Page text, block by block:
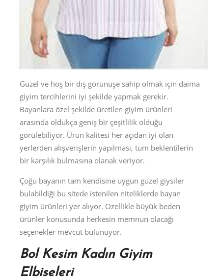
Güzel ve hoş bir dış görünüşe sahip olmak için daima
giyim tercihlerini iyi şekilde yapmak gerekir.
Bayanlara özel şekilde üretilen giyim ürünleri
arasında oldukça geniş bir çeşitlilik olduğu
görülebiliyor. Ürün kalitesi her açıdan iyi olan
yerlerden alışverişlerin yapılması, tüm beklentilerin
bir karşılık bulmasına olanak veriyor.
Çoğu bayanın tam kendisine uygun güzel giysiler
bulabildiği bu sitede istenilen niteliklerde bayan
giyim ürünleri yer alıyor. Özellikle büyük beden
ürünler konusunda herkesin memnun olacağı
seçenekler mevcut bulunuyor.
Bol Kesim Kadın Giyim
Elbiseleri